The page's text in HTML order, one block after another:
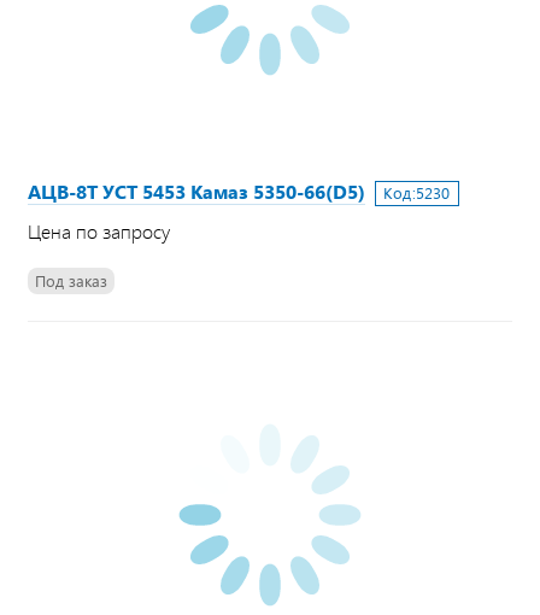
АЦВ-8Т УСТ 5453 Камаз 5350-66(D5) Код:5230
Цена по запросу
Под заказ